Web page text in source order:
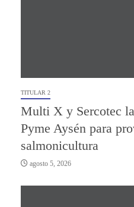
TITULAR 2
Multi X y Sercotec
Pyme Aysén para
salmonicultura
agosto 5, 2026